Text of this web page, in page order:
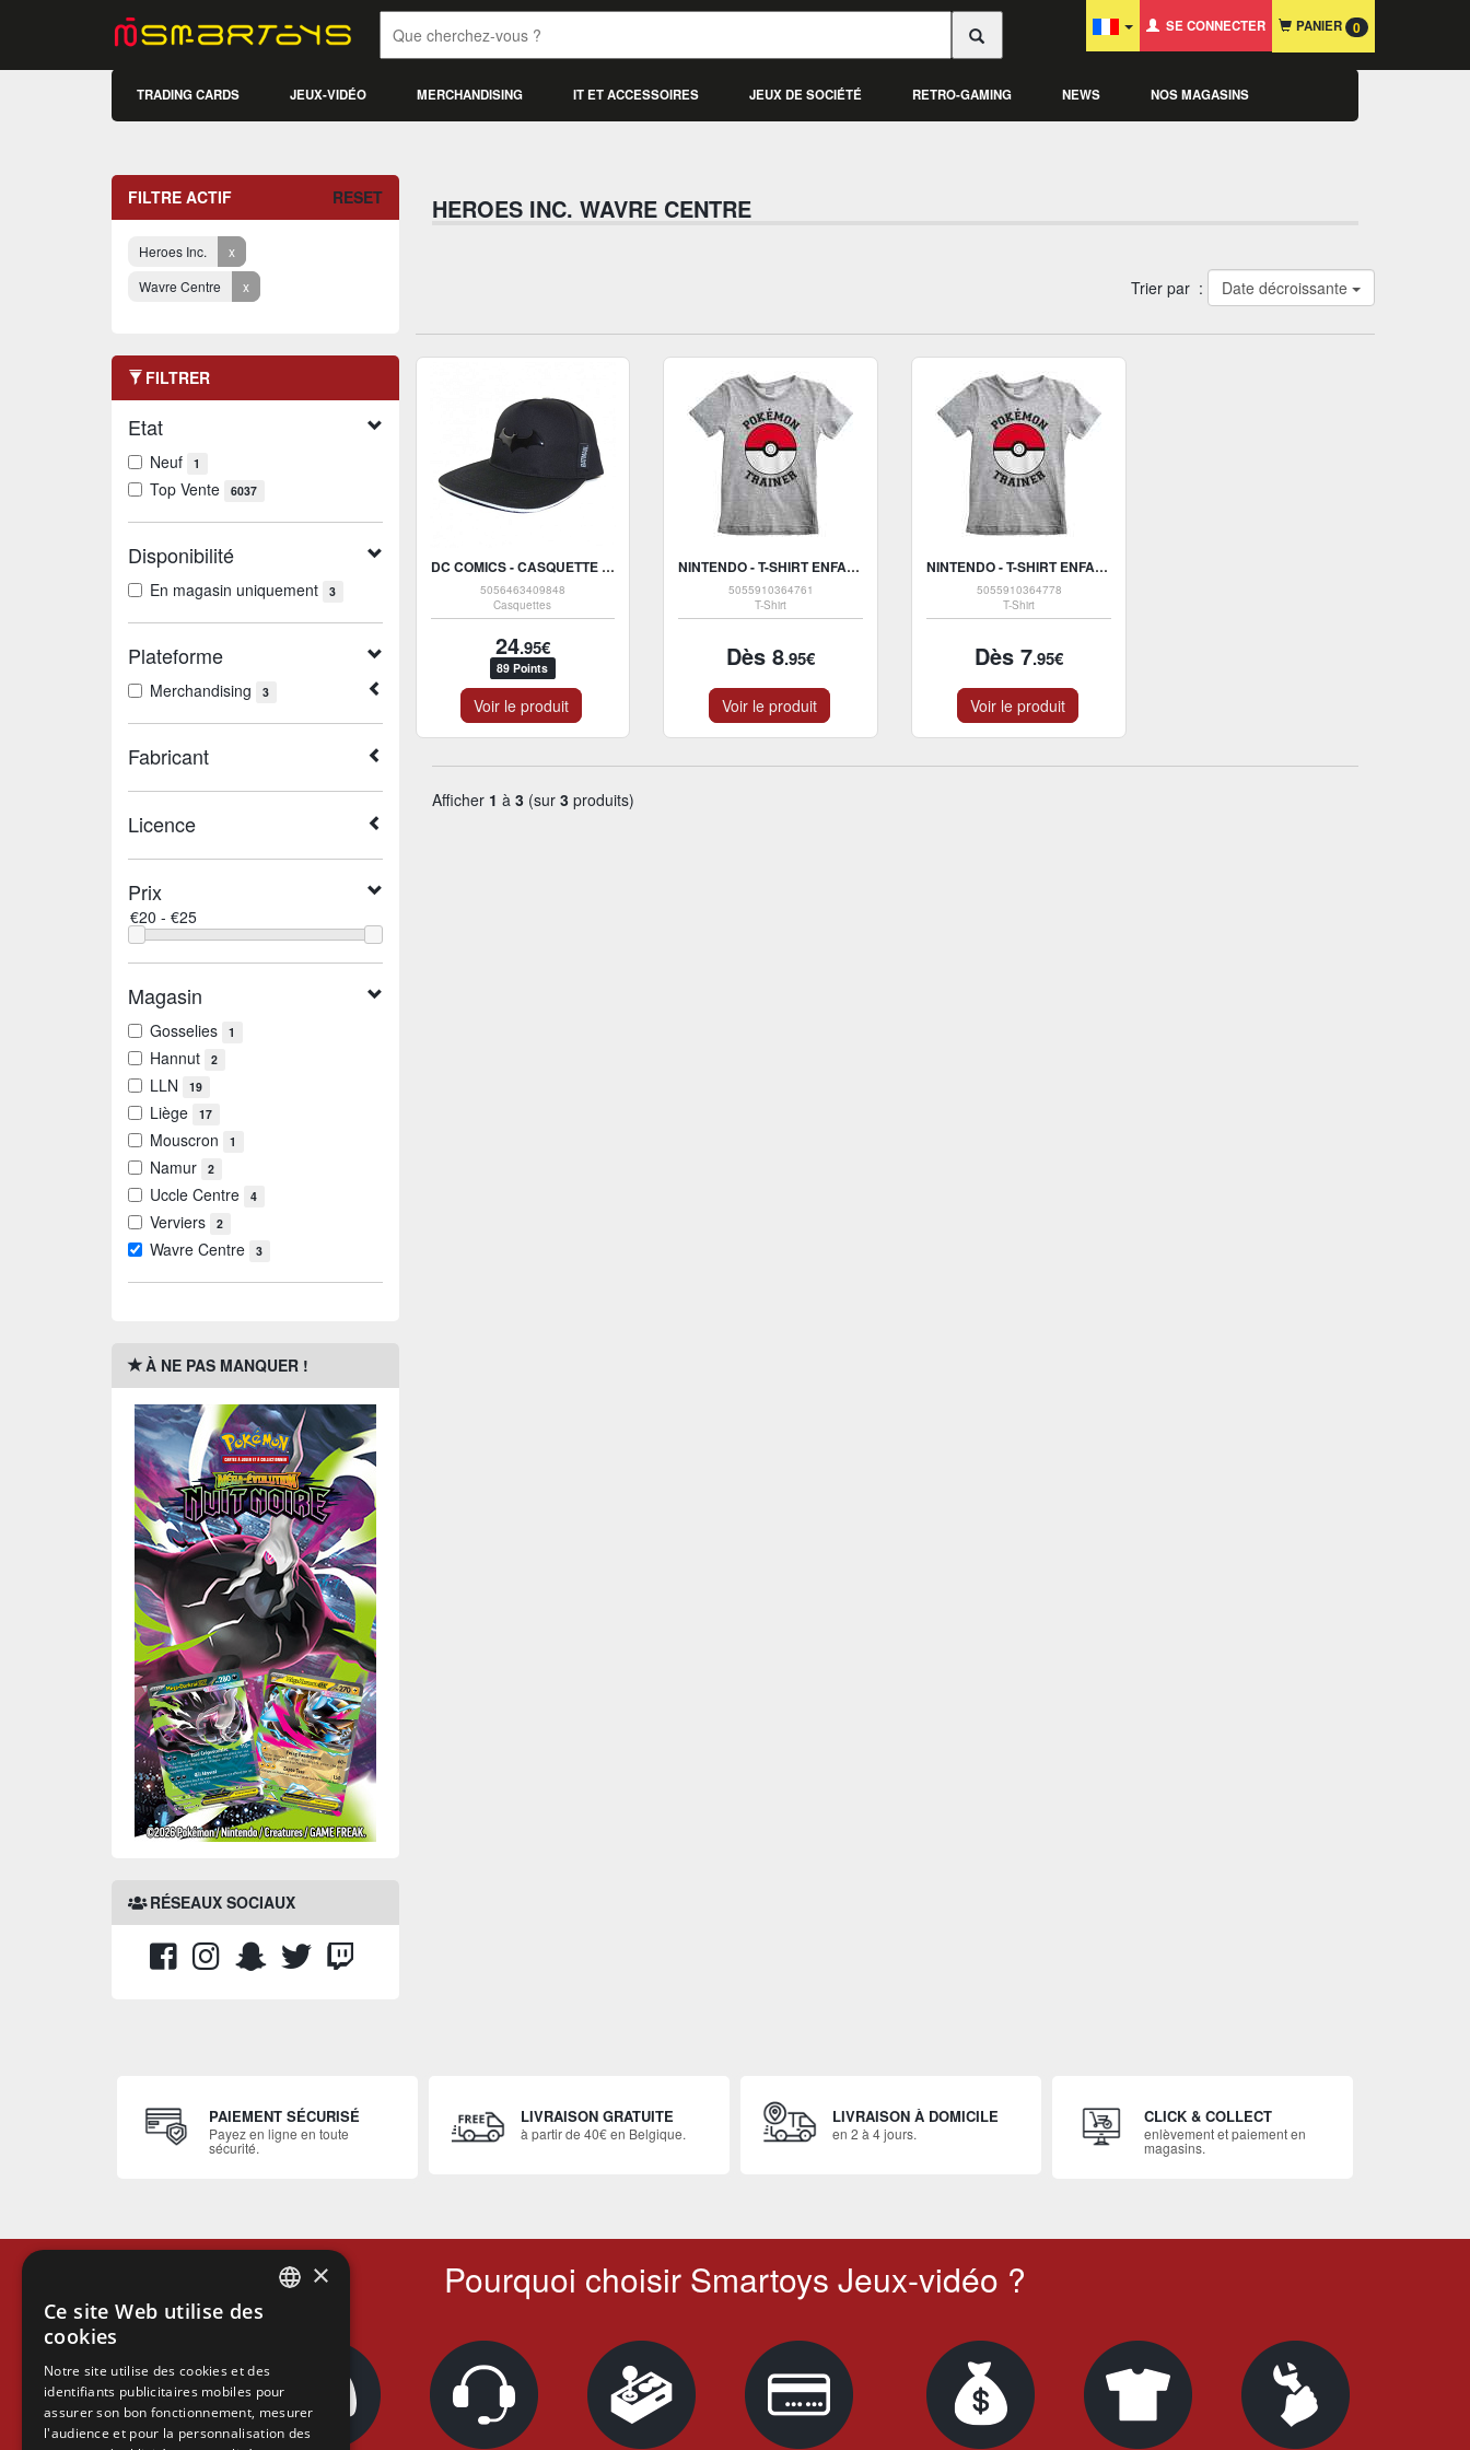
SE CONNECTER PANIER 0
TRADING CARDS JEUX-VIDÉO MERCHANDISING IT ET ACCESSOIRES JEUX DE SOCIÉTÉ RETRO-GAMING NEWS NOS MAGASINS
FILTRE ACTIF RESET
Heroes Inc.
x
Wavre Centre
x
FILTRER
Etat
Neuf 1
Top Vente 6037
Disponibilité
En magasin uniquement 3
Plateforme
Merchandising 3
Fabricant
Licence
Prix
Magasin
Gosselies 1
Hannut 2
LLN 19
Liège 17
Mouscron 1
Namur 2
Uccle Centre 4
Verviers 2
Wavre Centre 3
À NE PAS MANQUER !
RÉSEAUX SOCIAUX
HEROES INC. WAVRE CENTRE
Trier par : Date décroissante
DC COMICS - CASQUETTE SNAPBACK NOIRE LOGO EFFET MÉTAL DE BATMAN
5056463409848
Casquettes
24.95€
89 Points
Voir le produit
NINTENDO - T-SHIRT ENFANT GRIS CHINÉ POKÉMON ENTRAÎNEUR - 3-4 AN
5055910364761
T-Shirt
Dès 8.95€
Voir le produit
NINTENDO - T-SHIRT ENFANT GRIS CHINÉ POKÉMON ENTRAÎNEUR - 5-6 AN
5055910364778
T-Shirt
Dès 7.95€
Voir le produit
Afficher 1 à 3(sur 3produits)
PAIEMENT SÉCURISÉ
Payez en ligne en toute
sécurité.
LIVRAISON GRATUITE
à partir de 40€ en Belgique.
LIVRAISON À DOMICILE
en 2 à 4 jours.
CLICK & COLLECT
enlèvement et paiement en
magasins.
Pourquoi choisir Smartoys Jeux-vidéo ?
ENGLISH
×
Ce site Web utilise des
cookies
Notre site utilise des cookies et des
identifiants publicitaires mobiles pour
assurer son bon fonctionnement, mesurer
l'audience et pour la personnalisation des